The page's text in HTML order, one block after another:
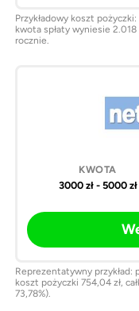
Przykładowy koszt
kwota spłaty wyniesie 2.018
rocznie.
3000 zł - 5000 zł
Reprezentatywny przykład:
koszt pożyczki 754,04 zł,
73,78%).